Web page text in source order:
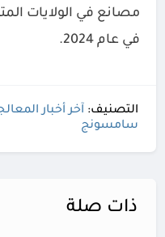
مصانع في الولايات
في عام 2024.
التصنيف: آخر أخبار
سامسونج
ذات صلة